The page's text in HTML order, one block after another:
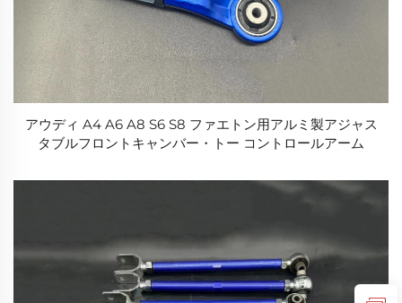
アウディ A4 A6 A8 S6 S8 ファエトン用アルミ製アジャス
タブルフロントキャンバー・トー コントロールアーム